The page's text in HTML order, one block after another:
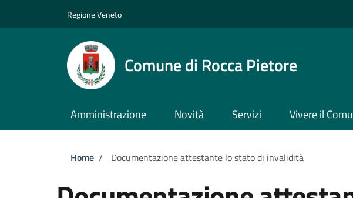
Regione Veneto
Comune di Rocca Pietore
Amministrazione Novità Servizi Vivere il
Briciole di pane
Home / Documentazione attestante lo stato di invalidità